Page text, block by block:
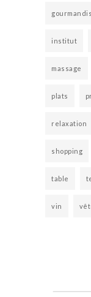
institut
massage
plats
relaxation
shopping
table
vin